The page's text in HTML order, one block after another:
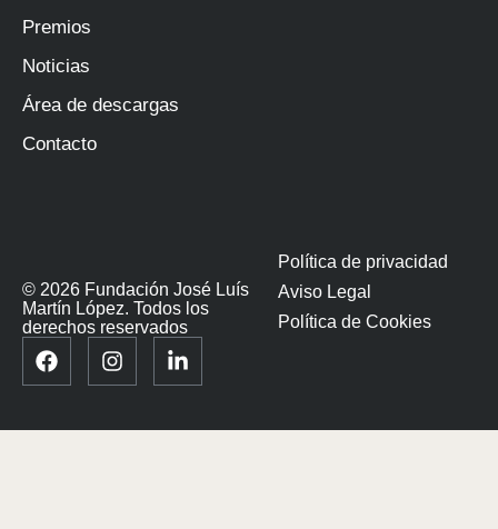
Premios
Noticias
Área de descargas
Contacto
© 2026 Fundación José Luís
Martín López. Todos los
derechos reservados
Política de privacidad
Aviso Legal
Política de Cookies